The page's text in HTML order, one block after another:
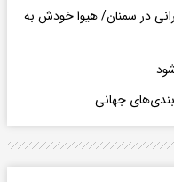
در سمنان/ هیوا خودش به
جهانی